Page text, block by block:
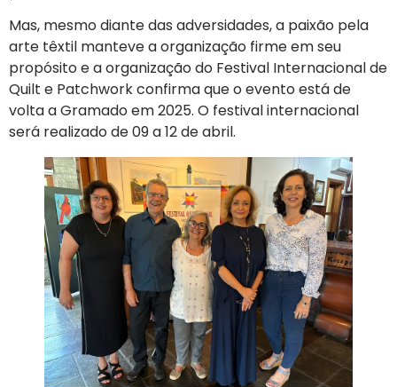
Mas, mesmo diante das adversidades, a paixão pela
arte têxtil manteve a organização firme em seu
propósito e a organização do Festival Internacional de
Quilt e Patchwork confirma que o evento está de
volta a Gramado em 2025. O festival internacional
será realizado de 09 a 12 de abril.